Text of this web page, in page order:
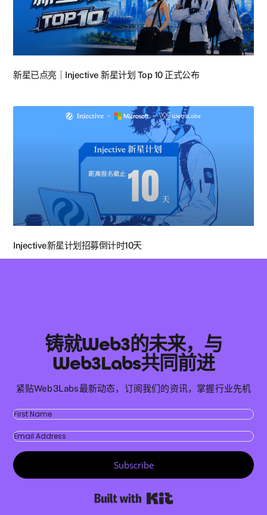
新星已点亮｜Injective 新星计划 Top 10 正式公布
Injective新星计划招募倒计时10天
铸就Web3的未来，与
Web3Labs共同前进
紧贴Web3Labs最新动态，订阅我们的资讯，掌握行业先机
Subscribe